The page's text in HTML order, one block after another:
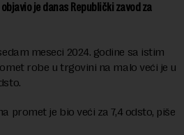
je danas Republički zavod za
meseci 2024. godine sa istim
robe u trgovini na malo veći je u
promet je bio veći za 7,4 odsto, piše